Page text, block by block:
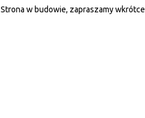
Strona w budowie, zapraszamy wkrótce